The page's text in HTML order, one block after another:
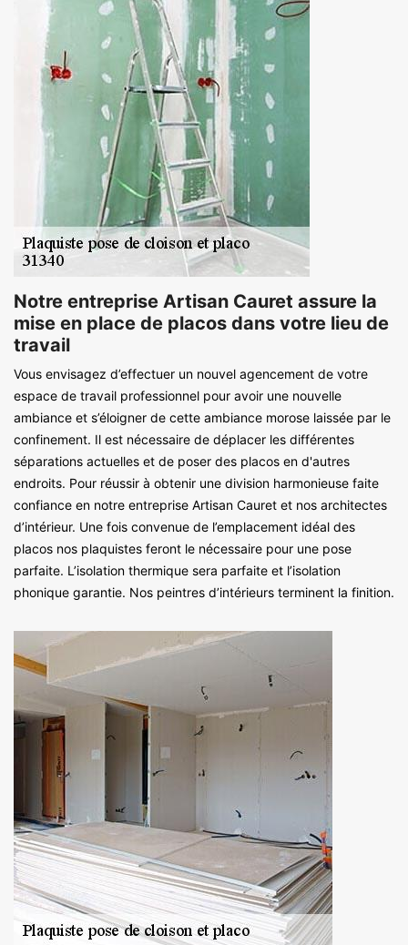
Notre entreprise Artisan Cauret assure la
mise en place de placos dans votre lieu de
travail
Vous envisagez d’effectuer un nouvel agencement de votre
espace de travail professionnel pour avoir une nouvelle
ambiance et s’éloigner de cette ambiance morose laissée par le
confinement. Il est nécessaire de déplacer les différentes
séparations actuelles et de poser des placos en d'autres
endroits. Pour réussir à obtenir une division harmonieuse faite
confiance en notre entreprise Artisan Cauret et nos architectes
d’intérieur. Une fois convenue de l’emplacement idéal des
placos nos plaquistes feront le nécessaire pour une pose
parfaite. L’isolation thermique sera parfaite et l’isolation
phonique garantie. Nos peintres d’intérieurs terminent la finition.